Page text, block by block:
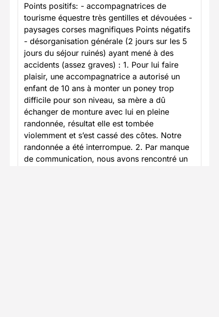
Points positifs: - accompagnatrices de
tourisme équestre très gentilles et dévouées -
paysages corses magnifiques Points négatifs
- désorganisation générale (2 jours sur les 5
jours du séjour ruinés) ayant mené à des
accidents (assez graves) : 1. Pour lui faire
plaisir, une accompagnatrice a autorisé un
enfant de 10 ans à monter un poney trop
difficile pour son niveau, sa mère a dû
échanger de monture avec lui en pleine
randonnée, résultat elle est tombée
violemment et s’est cassé des côtes. Notre
randonnée a été interrompue. 2. Par manque
de communication, nous avons rencontré un